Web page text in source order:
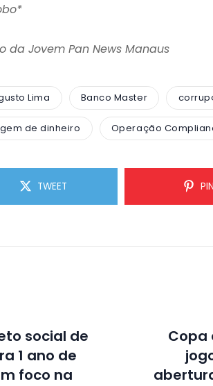
da Jovem Pan News Manaus
Lima Banco Master
de dinheiro Operação
TWEET PIN
social de
1 ano de
foco na
Copa